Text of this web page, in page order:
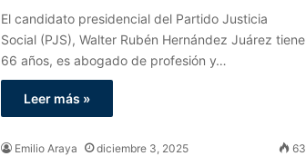
El candidato presidencial del Partido Justicia
Social (PJS), Walter Rubén Hernández Juárez tiene
66 años, es abogado de profesión y…
Leer más »
Emilio Araya diciembre 3, 2025 63